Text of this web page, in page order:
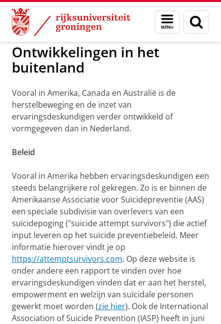
Skip
Content
Skip
Navigation
Menu
en
zoeken
Evaringsdeskundigen en
Ontwikkelingen in het
buitenland
Vooral in Amerika, Canada en Australië is de
herstelbeweging en de inzet van
ervaringsdeskundigen verder ontwikkeld of
vormgegeven dan in Nederland.
Beleid
Vooral in Amerika hebben ervaringsdeskundigen een
steeds belangrijkere rol gekregen. Zo is er binnen de
Amerikaanse Associatie voor Suïcidepreventie (AAS)
een speciale subdivisie van overlevers van een
suïcidepoging ("suicide attempt survivors") die actief
input leveren op het suïcide preventiebeleid. Meer
informatie hierover vindt je op
https://attemptsurvivors.com. Op deze website is
onder andere een rapport te vinden over hoe
ervaringsdeskundigen vinden dat er aan het herstel,
empowerment en welzijn van suïcidale personen
gewerkt moet worden (zie hier). Ook de International
Association of Suicide Prevention (IASP) heeft in juni